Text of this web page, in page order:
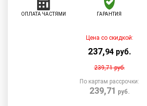
ОПЛАТА ЧАСТЯМИ ГАРАНТИЯ
Цена со скидкой:
237,94 руб.
239,71руб.
По картам рассрочки:
239,71 руб.